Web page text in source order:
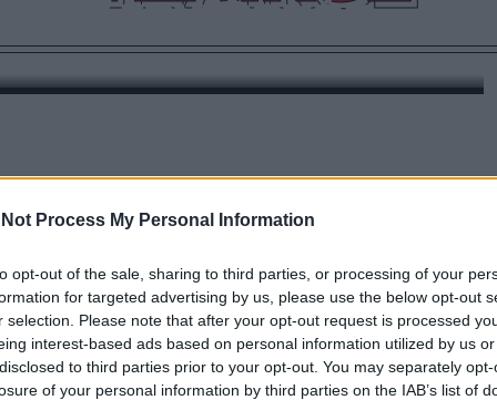
Not Process My Personal Information
opt-out of the sale, sharing to third parties, or processing of your
for targeted advertising by us, please use the below opt-out
selection. Please note that after your opt-out request is processed
interest-based ads based on personal information utilized by us
to third parties prior to your opt-out. You may separately
of your personal information by third parties on the IAB’s list of
57 την Φενέρ
της Φενέρμπαχτσε με 73-57 και πήρε το
δασκάλα έλυσε τον γρiφο και κέρδıσε το